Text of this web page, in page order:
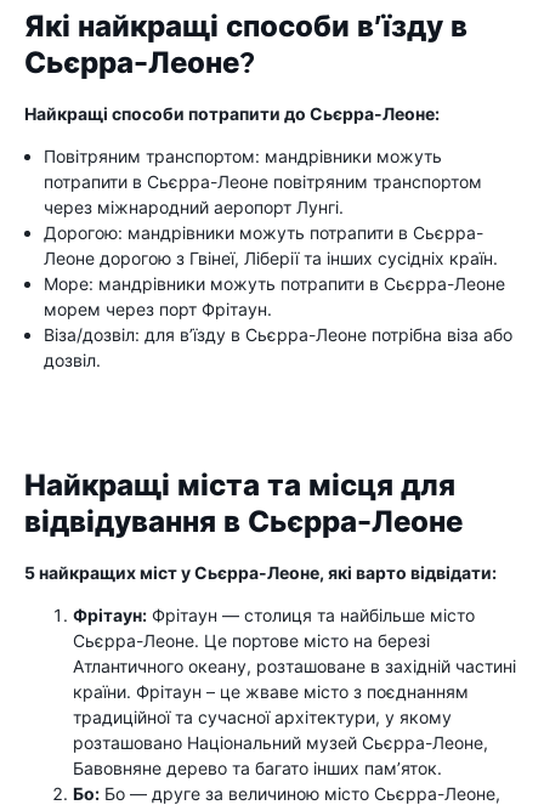
Які найкращі способи в’їзду в
Сьєрра-Леоне?
Найкращі способи потрапити до Сьєрра-Леоне:
Повітряним транспортом: мандрівники можуть
потрапити в Сьєрра-Леоне повітряним транспортом
через міжнародний аеропорт Лунгі.
Дорогою: мандрівники можуть потрапити в Сьєрра-
Леоне дорогою з Гвінеї, Ліберії та інших сусідніх країн.
Море: мандрівники можуть потрапити в Сьєрра-Леоне
морем через порт Фрітаун.
Віза/дозвіл: для в’їзду в Сьєрра-Леоне потрібна віза або
дозвіл.
Найкращі міста та місця для
відвідування в Сьєрра-Леоне
5 найкращих міст у Сьєрра-Леоне, які варто відвідати:
Фрітаун: Фрітаун — столиця та найбільше місто
Сьєрра-Леоне. Це портове місто на березі
Атлантичного океану, розташоване в західній частині
країни. Фрітаун – це жваве місто з поєднанням
традиційної та сучасної архітектури, у якому
розташовано Національний музей Сьєрра-Леоне,
Бавовняне дерево та багато інших пам’яток.
Бо: Бо — друге за величиною місто Сьєрра-Леоне,